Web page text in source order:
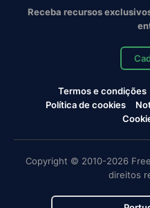
Receba recursos
Termos e condições
Política de cookies
Copyright © 2010-2026
direitos